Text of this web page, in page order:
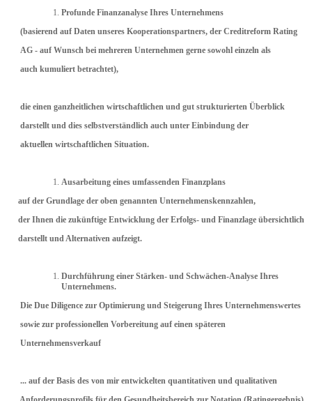
Profunde Finanzanalyse Ihres Unternehmens
(basierend auf Daten unseres Kooperationspartners, der Creditreform Rating
AG - auf Wunsch bei mehreren Unternehmen gerne sowohl einzeln als
auch kumuliert betrachtet),
die einen ganzheitlichen wirtschaftlichen und gut strukturierten Überblick
darstellt und dies selbstverständlich auch unter Einbindung der
aktuellen wirtschaftlichen Situation.
Ausarbeitung eines umfassenden Finanzplans
auf der Grundlage der oben genannten Unternehmenskennzahlen,
der Ihnen die zukünftige Entwicklung der Erfolgs- und Finanzlage übersichtlich
darstellt und Alternativen aufzeigt.
Durchführung einer Stärken- und Schwächen-Analyse Ihres
Unternehmens.
Die Due Diligence zur Optimierung und Steigerung Ihres Unternehmenswertes
sowie zur professionellen Vorbereitung auf einen späteren
Unternehmensverkauf
... auf der Basis des von mir entwickelten quantitativen und qualitativen